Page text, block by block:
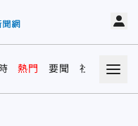
熱門 要聞 社會 娛樂